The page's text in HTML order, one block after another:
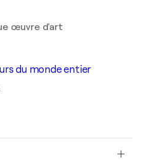
œuvre d'art
du monde entier